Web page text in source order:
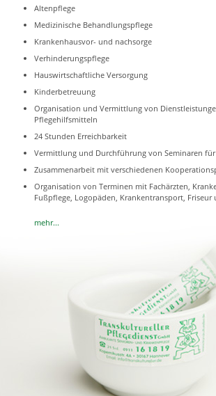
Altenpflege
Medizinische Behandlungspflege
Krankenhausvor- und nachsorge
Verhinderungspflege
Hauswirtschaftliche Versorgung
Kinderbetreuung
Organisation und Vermittlung von
Pflegehilfsmitteln
24 Stunden Erreichbarkeit
Vermittlung und Durchführung von Seminaren
Zusammenarbeit mit verschiedenen
Organisation von Terminen mit Fachärzten,
Fußpflege, Logopäden, Krankentransport, Friseur
mehr...